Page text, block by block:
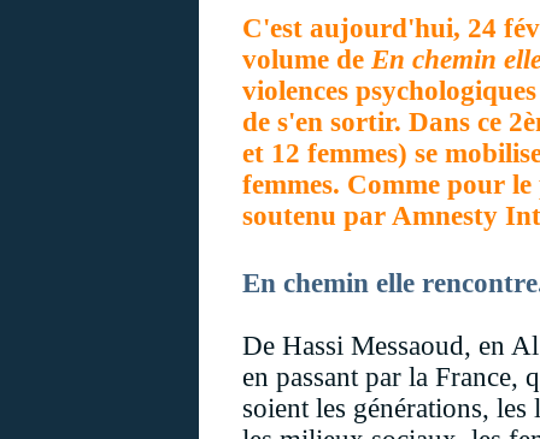
C'est aujourd'hui, 24
volume de En chemin
violences
de s'en sortir. Dans ce
et 12 femmes) se
femmes. Comme pour
soutenu par Amnesty
En chemin elle
De Hassi Messaoud, en
en passant par la France,
soient les générations,